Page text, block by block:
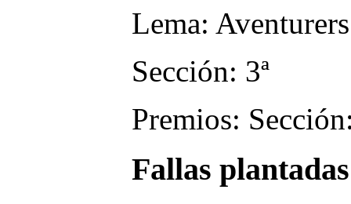
Lema: Aventurers
Sección: 3ª
Premios:
Fallas